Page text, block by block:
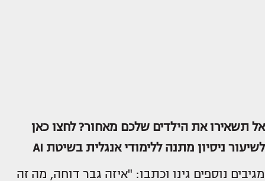
אל תשאירו את הילדים שלכם מאחור? לחצו כאן
לשיעור ניסיון מתנה ללימודי אנגלית בשיטת AI
מגיבים נוספים גינו וכתבו: "איזה גבר דוחה, מה זה